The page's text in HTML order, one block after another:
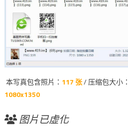
本写真包含照片： 117 张/ 压缩包大小：
1080x1350
图片已虚化